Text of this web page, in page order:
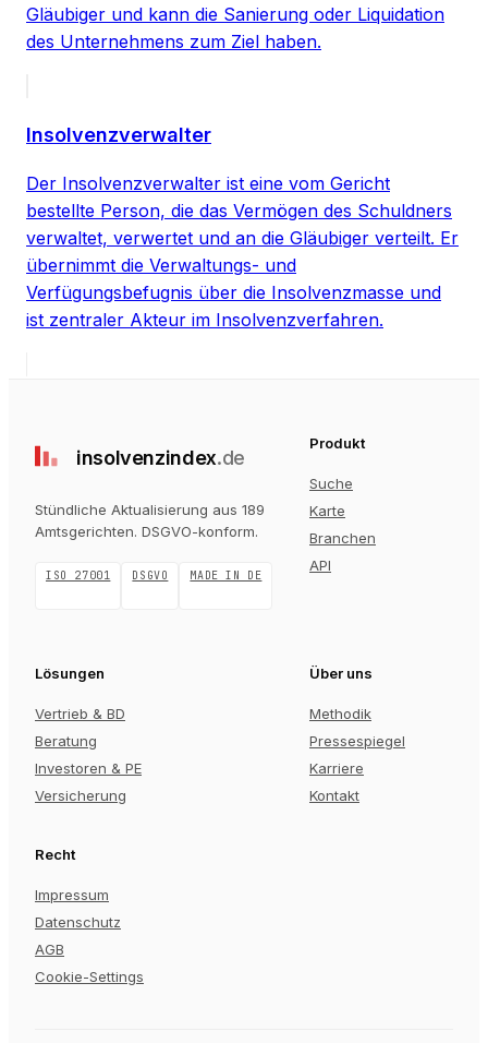
Gläubiger und kann die Sanierung oder Liquidation
des Unternehmens zum Ziel haben.
Insolvenzverwalter
Der Insolvenzverwalter ist eine vom Gericht
bestellte Person, die das Vermögen des Schuldners
verwaltet, verwertet und an die Gläubiger verteilt. Er
übernimmt die Verwaltungs- und
Verfügungsbefugnis über die Insolvenzmasse und
ist zentraler Akteur im Insolvenzverfahren.
insolvenzindex.de
Stündliche Aktualisierung aus 189
Amtsgerichten. DSGVO-konform.
ISO 27001 DSGVO MADE IN DE
Produkt
Suche
Karte
Branchen
API
Lösungen
Vertrieb & BD
Beratung
Investoren & PE
Versicherung
Über uns
Methodik
Pressespiegel
Karriere
Kontakt
Recht
Impressum
Datenschutz
AGB
Cookie-Settings